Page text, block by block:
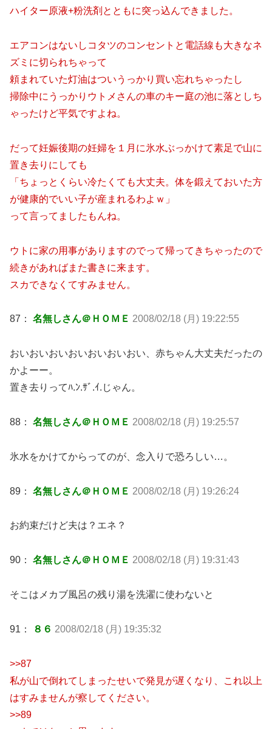
ハイター原液+粉洗剤とともに突っ込んできました。
エアコンはないしコタツのコンセントと電話線も大きなネ
ズミに切られちゃって
頼まれていた灯油はついうっかり買い忘れちゃったし
掃除中にうっかりウトメさんの車のキー庭の池に落としち
ゃったけど平気ですよね。
だって妊娠後期の妊婦を１月に氷水ぶっかけて素足で山に
置き去りにしても
「ちょっとくらい冷たくても大丈夫。体を鍛えておいた方
が健康的でいい子が産まれるわよｗ」
って言ってましたもんね。
ウトに家の用事がありますのでって帰ってきちゃったので
続きがあればまた書きに来ます。
スカできなくてすみません。
87： 名無しさん＠ＨＯＭＥ 2008/02/18 (月) 19:22:55
おいおいおいおいおいおいおい、赤ちゃん大丈夫だったの
かよーー。
置き去りってﾊ.ﾝ.ｻﾞ.ｲ.じゃん。
88： 名無しさん＠ＨＯＭＥ 2008/02/18 (月) 19:25:57
氷水をかけてからってのが、念入りで恐ろしい…。
89： 名無しさん＠ＨＯＭＥ 2008/02/18 (月) 19:26:24
お約束だけど夫は？エネ？
90： 名無しさん＠ＨＯＭＥ 2008/02/18 (月) 19:31:43
そこはメカブ風呂の残り湯を洗濯に使わないと
91： ８６ 2008/02/18 (月) 19:35:32
>>87
私が山で倒れてしまったせいで発見が遅くなり、これ以上
はすみませんが察してください。
>>89